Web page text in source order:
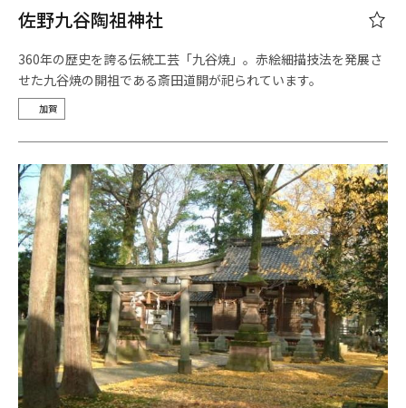
佐野九谷陶祖神社
360年の歴史を誇る伝統工芸「九谷焼」。赤絵細描技法を発展さ
せた九谷焼の開祖である斎田道開が祀られています。
加賀